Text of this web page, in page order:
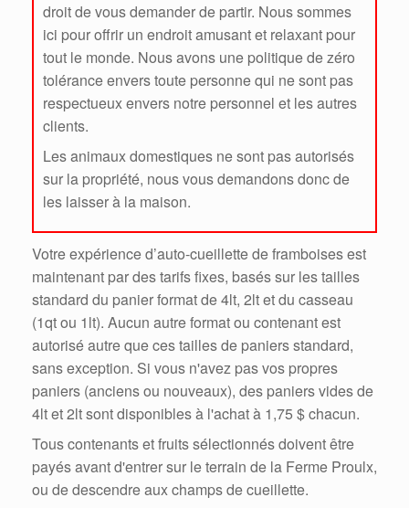
droit de vous demander de partir. Nous sommes
ici pour offrir un endroit amusant et relaxant pour
tout le monde. Nous avons une politique de zéro
tolérance envers toute personne qui ne sont pas
respectueux envers notre personnel et les autres
clients.
Les animaux domestiques ne sont pas autorisés
sur la propriété, nous vous demandons donc de
les laisser à la maison.
Votre expérience d’auto-cueillette de framboises est
maintenant par des tarifs fixes, basés sur les tailles
standard du panier format de 4lt, 2lt et du casseau
(1qt ou 1lt). Aucun autre format ou contenant est
autorisé autre que ces tailles de paniers standard,
sans exception. Si vous n'avez pas vos propres
paniers (anciens ou nouveaux), des paniers vides de
4lt et 2lt sont disponibles à l'achat à 1,75 $ chacun.
Tous contenants et fruits sélectionnés doivent être
payés avant d'entrer sur le terrain de la Ferme Proulx,
ou de descendre aux champs de cueillette.